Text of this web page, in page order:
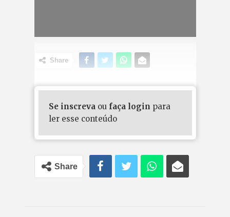
Share
Se inscrevaou faça login para
ler esse conteúdo
Share